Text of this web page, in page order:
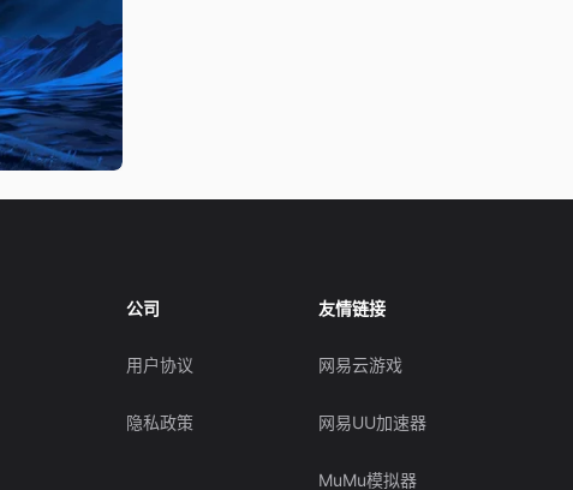
公司
用户协议
隐私政策
友情链接
网易云游戏
网易UU加速器
MuMu模拟器